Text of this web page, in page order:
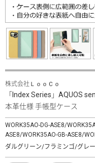
株式会社ＬｏｏＣｏ
「Index Series」AQUOS
本革仕様 手帳型ケース
WORK35AO-DG-ASE8/
ASE8/WORK35AO-GB-ASE8/
ダルグリーン/フラミンゴ/グレ